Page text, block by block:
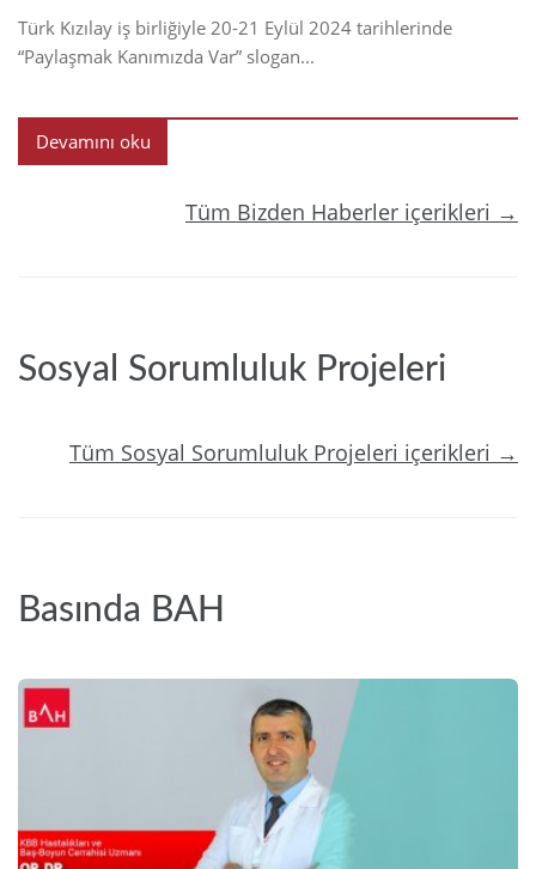
Türk Kızılay iş birliğiyle 20-21 Eylül 2024 tarihlerinde
“Paylaşmak Kanımızda Var” slogan...
Devamını oku
Tüm Bizden Haberler içerikleri →
Sosyal Sorumluluk Projeleri
Tüm Sosyal Sorumluluk Projeleri içerikleri →
Basında BAH